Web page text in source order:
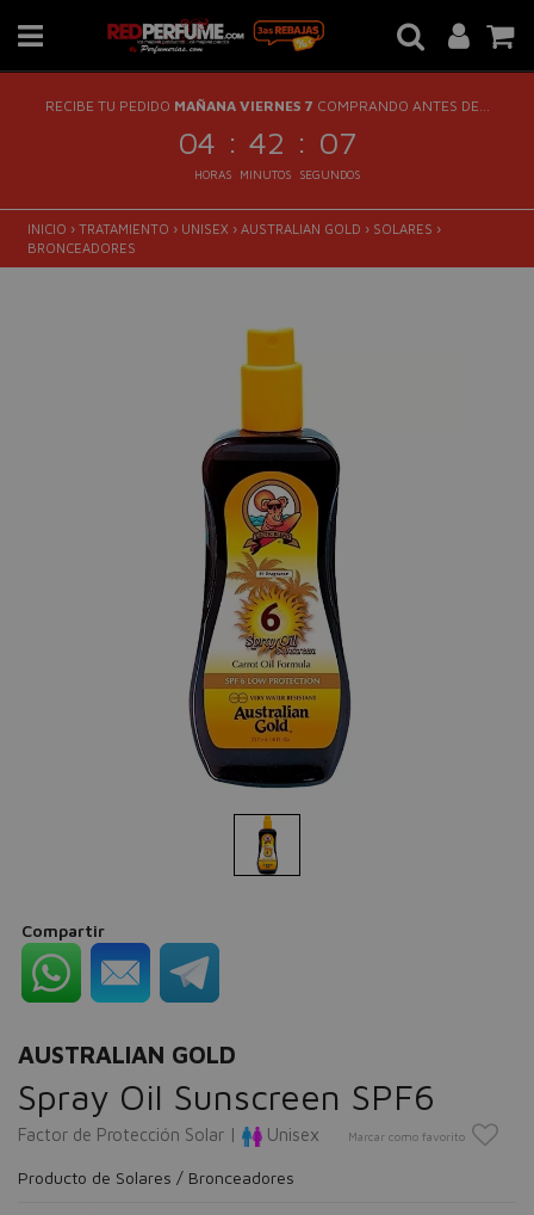
RECIBE TU PEDIDO MAÑANA VIERNES 7 COMPRANDO ANTES DE...
04 : 42 : 06
HORAS MINUTOS SEGUNDOS
INICIO › TRATAMIENTO › UNISEX › AUSTRALIAN GOLD › SOLARES ›
BRONCEADORES
Compartir
AUSTRALIAN GOLD
Spray Oil Sunscreen SPF6
Factor de Protección Solar | Unisex Marcar como favorito
Producto de Solares / Bronceadores